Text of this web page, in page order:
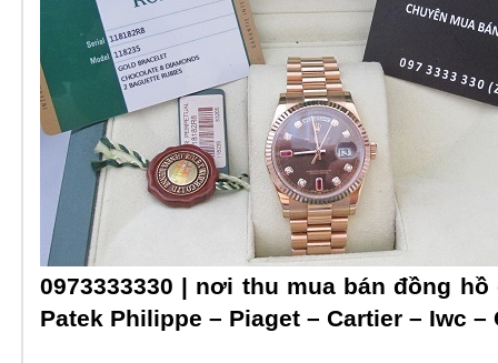
0973333330 | nơi thu mua bán đồng
Patek Philippe – Piaget – Cartier – Iwc –